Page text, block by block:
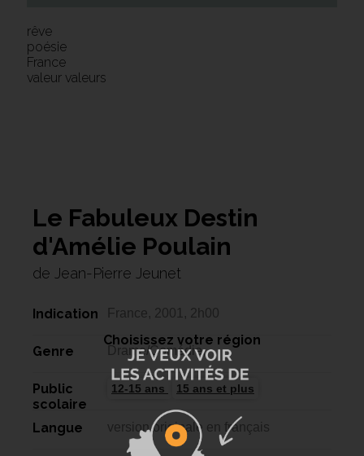
rêve
poésie
France
valeur valeurs
Le Fabuleux Destin
d'Amélie Poulain
de Jean-Pierre Jeunet
Indication France, 2001, 2h00
Genre Drame/Comédie,
Public
scolaire
12-15 ans 15 ans et plus
Langue version originale en français
Choisissez votre région